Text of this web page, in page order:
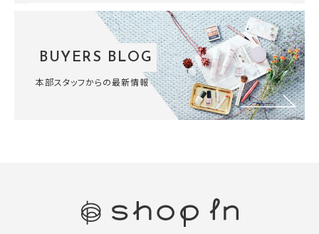
BUYERS BLOG
本部スタッフからの最新情報